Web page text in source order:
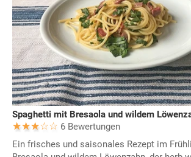
Spaghetti mit Bresaola und wildem
6 Bewertungen
Ein frisches und saisonales Rezept im